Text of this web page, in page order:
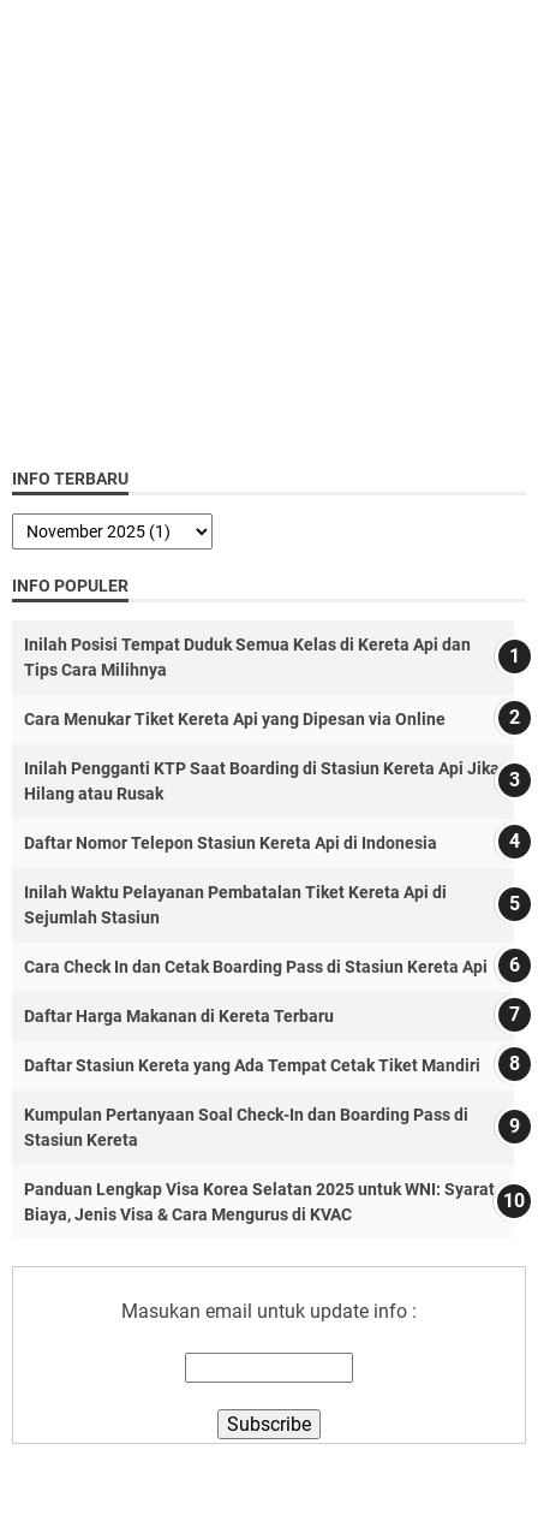
INFO TERBARU
INFO POPULER
Inilah Posisi Tempat Duduk Semua Kelas di Kereta Api dan
Tips Cara Milihnya
Cara Menukar Tiket Kereta Api yang Dipesan via Online
Inilah Pengganti KTP Saat Boarding di Stasiun Kereta Api Jika
Hilang atau Rusak
Daftar Nomor Telepon Stasiun Kereta Api di Indonesia
Inilah Waktu Pelayanan Pembatalan Tiket Kereta Api di
Sejumlah Stasiun
Cara Check In dan Cetak Boarding Pass di Stasiun Kereta Api
Daftar Harga Makanan di Kereta Terbaru
Daftar Stasiun Kereta yang Ada Tempat Cetak Tiket Mandiri
Kumpulan Pertanyaan Soal Check-In dan Boarding Pass di
Stasiun Kereta
Panduan Lengkap Visa Korea Selatan 2025 untuk WNI: Syarat,
Biaya, Jenis Visa & Cara Mengurus di KVAC
Masukan email untuk update info :